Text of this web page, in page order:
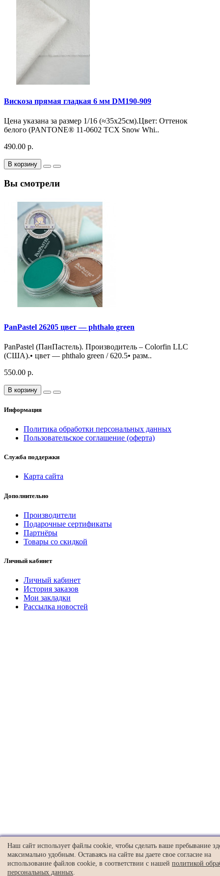
Вискоза прямая гладкая 6 мм DM190-909
Цена указана за размер 1/16 (≈35х25см).Цвет: Оттенок
белого (PANTONE® 11-0602 TCX Snow Whi..
490.00 р.
В корзину
Вы смотрели
PanPastel 26205 цвет — phthalo green
PanPastel (ПанПастель). Производитель – Colorfin LLC
(США).• цвет — phthalo green / 620.5• разм..
550.00 р.
В корзину
Информация
Политика обработки персональных данных
Пользовательское соглашение (оферта)
Служба поддержки
Карта сайта
Дополнительно
Производители
Подарочные сертификаты
Партнёры
Товары со скидкой
Личный кабинет
Личный кабинет
История заказов
Мои закладки
Рассылка новостей
Наш сайт использует файлы cookie, чтобы сделать ваше пребывание
максимально удобным. Оставаясь на сайте вы даете свое согласие на
использование файлов cookie, в соответствии с нашей политикой
персональных данных.